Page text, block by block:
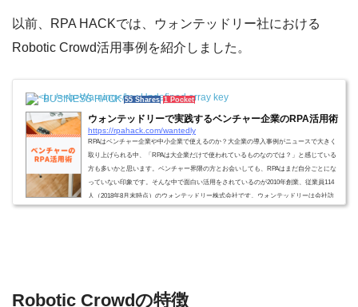
以前、RPA HACKでは、ウォンテッドリー社における
Robotic Crowd活用事例を紹介しました。
BUSINESS HACK 55 Shares 1 Pocket
ウォンテッドリーで実践するベンチャー企業のRPA活用術
https://rpahack.com/wantedly
RPAはベンチャー企業や中小企業で使えるのか？大企業の導入事例がニュースで大きく
取り上げられる中、「RPAは大企業だけで使われているものなのでは？」と感じている
方も多いかと思います。ベンチャー界隈の方とお会いしても、RPAはまだ自分ごとにな
っていない印象です。そんな中で面白い活用をされているのが2010年創業、従業員114
人（2018年8月末時点）のウォンテッドリー株式会社です。ウォンテッドリーは会社訪
問サービス「Wantedly Visit」や名刺管理アプリ「Wantedly People」など、学生やビジネ
Robotic Crowdの特徴